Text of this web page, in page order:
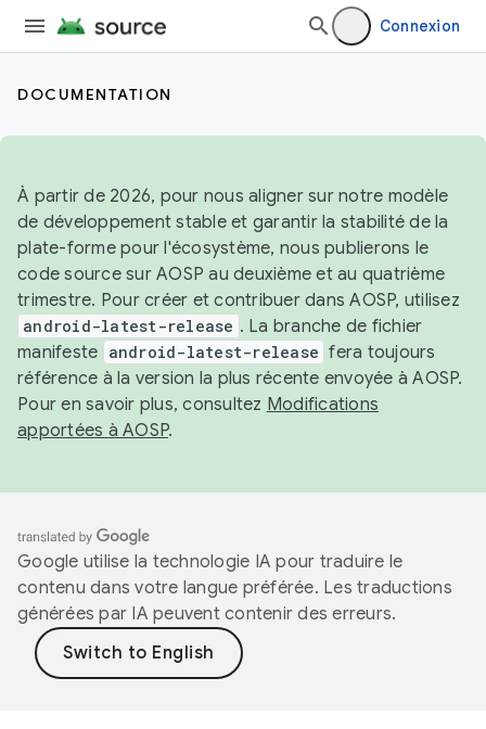
Connexion
DOCUMENTATION
À partir de 2026, pour nous aligner sur notre modèle
de développement stable et garantir la stabilité de la
plate-forme pour l'écosystème, nous publierons le
code source sur AOSP au deuxième et au quatrième
trimestre. Pour créer et contribuer dans AOSP, utilisez
android-latest-release . La branche de fichier
manifeste android-latest-release fera toujours
référence à la version la plus récente envoyée à AOSP.
Pour en savoir plus, consultez Modifications
apportées à AOSP.
Google utilise la technologie IA pour traduire le
contenu dans votre langue préférée. Les traductions
générées par IA peuvent contenir des erreurs.